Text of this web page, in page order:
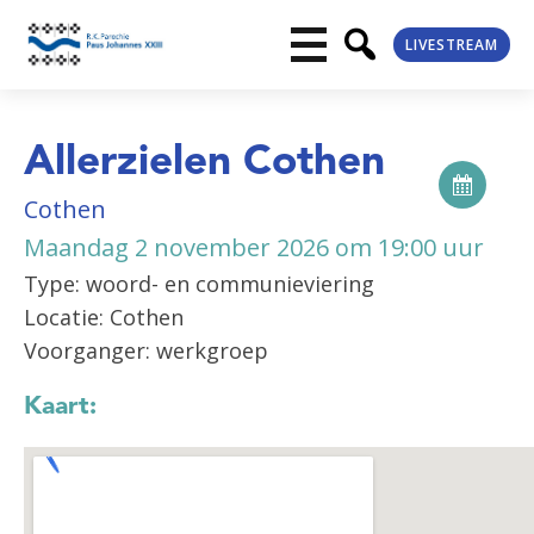
LIVESTREAM
Allerzielen Cothen
Cothen
Maandag 2 november 2026 om 19:00 uur
Type: woord- en communieviering
Locatie: Cothen
Voorganger: werkgroep
Kaart: